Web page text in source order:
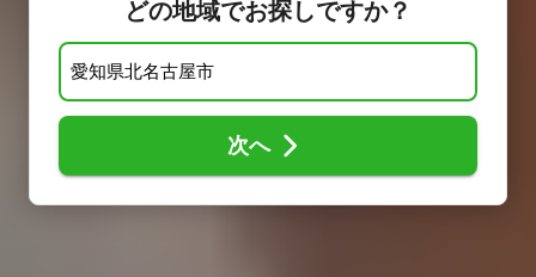
どの地域でお探しですか？
次へ